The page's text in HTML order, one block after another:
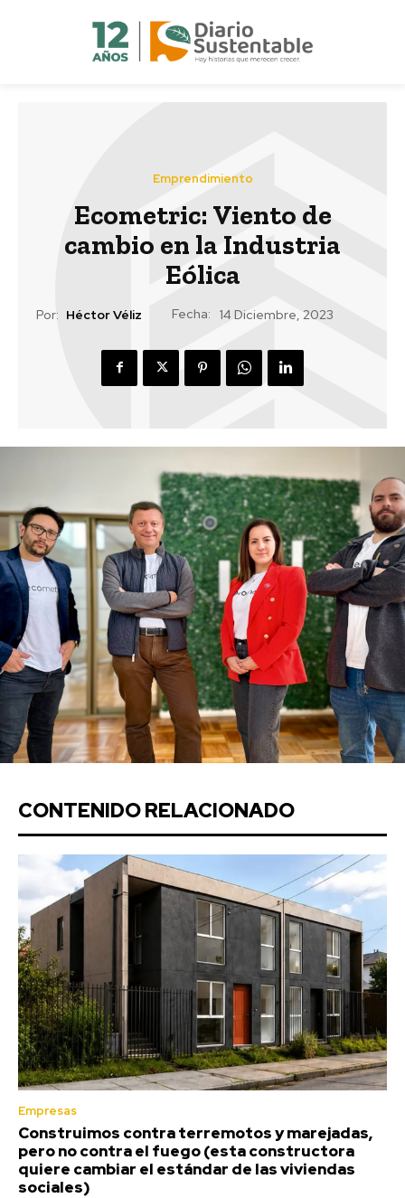
Emprendimiento
Ecometric: Viento de
cambio en la Industria
Eólica
Por: Héctor Véliz Fecha: 14 Diciembre, 2023
CONTENIDO RELACIONADO
Empresas
Construimos contra terremotos y marejadas,
pero no contra el fuego (esta constructora
quiere cambiar el estándar de las viviendas
sociales)